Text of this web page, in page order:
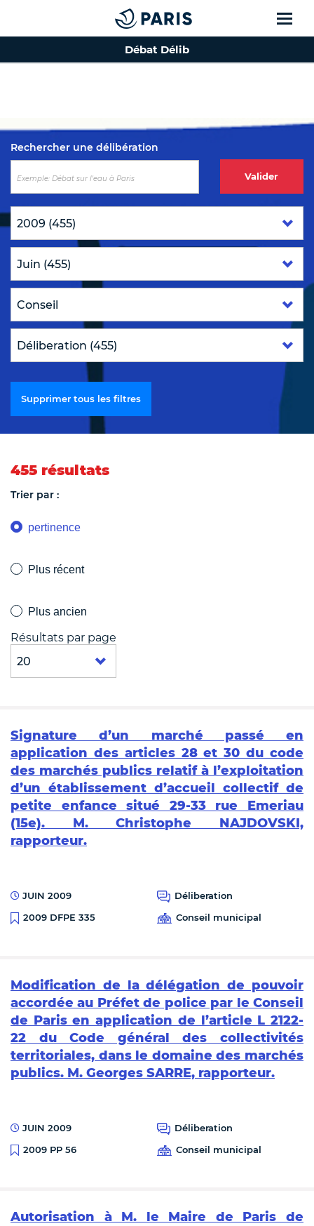
Top of the page
Débat Délib
Rechercher une délibération
Valider
Supprimer tous les filtres
455 résultats
Trier par :
pertinence
Plus récent
Plus ancien
Résultats par page
Signature d’un marché passé en
application des articles 28 et 30 du code
des marchés publics relatif à l’exploitation
d’un établissement d’accueil collectif de
petite enfance situé 29-33 rue Emeriau
(15e). M. Christophe NAJDOVSKI,
rapporteur.
JUIN 2009
Déliberation
2009 DFPE 335
Conseil municipal
Modification de la délégation de pouvoir
accordée au Préfet de police par le Conseil
de Paris en application de l’article L 2122-
22 du Code général des collectivités
territoriales, dans le domaine des marchés
publics. M. Georges SARRE, rapporteur.
JUIN 2009
Déliberation
2009 PP 56
Conseil municipal
Autorisation à M. le Maire de Paris de